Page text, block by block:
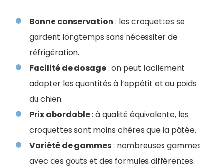
Bonne conservation : les croquettes se
gardent longtemps sans nécessiter de
réfrigération.
Facilité de dosage: on peut facilement
adapter les quantités à l’appétit et au poids
du chien.
Prix abordable: à qualité équivalente, les
croquettes sont moins chères que la pâtée.
Variété de gammes: nombreuses gammes
avec des gouts et des formules différentes.